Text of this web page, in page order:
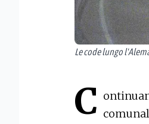
Le code lungo
C